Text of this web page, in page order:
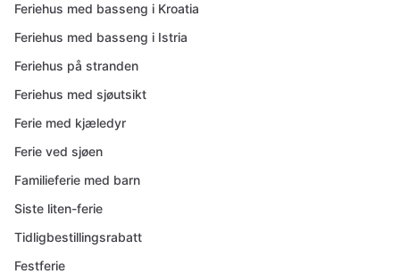
Feriehus med basseng i Kroatia
Feriehus med basseng i Istria
Feriehus på stranden
Feriehus med sjøutsikt
Ferie med kjæledyr
Ferie ved sjøen
Familieferie med barn
Siste liten-ferie
Tidligbestillingsrabatt
Festferie